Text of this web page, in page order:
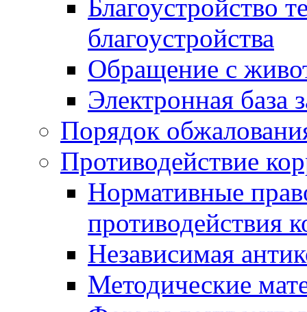
Благоустройство
благоустройства
Обращение с
Электронная база
Порядок
Противодействие
Нормативные
противодействия
Независимая
Методические